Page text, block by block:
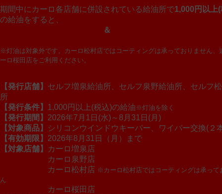
期間中にカーロ各店舗に併設されている給油所で1,000円以上
の給油をすると、
＆
※灯油は対象外です。カーロ松村店ではコーティングは承っておりません、
ーロ桜田店をご利用ください。
【発行店舗】 セルフ増泉給油所、セルフ泉野給油所、セルフ
所
【発行条件】 1,000円以上(税込)の給油 ※灯油を除く
【発行期間】 2026年7月1日(水)～8月31日(月)
【対象商品】
シリコンウインドウキーパー、ワイパー交換(２
【有効期限】 2026年8月31日（月）まで
【対象店舗】
カーロ増泉店
カーロ泉野店
カーロ松村店 ※カーロ松村店ではコーティングは承って
ん
カーロ桜田店